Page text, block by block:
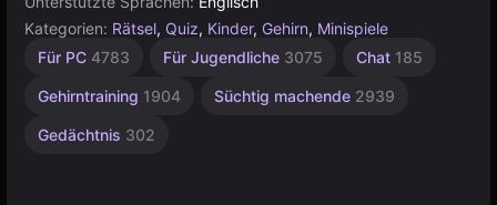
Kategorien: Rätsel, Quiz, Kinder, Gehirn, Minispiele
Für PC 4783 Für Jugendliche 3075 Chat 185
Gehirntraining 1904 Süchtig machende 2939
Gedächtnis 302
Lernspiel
Gedankenspiele
Desktop
Für 1
4142
Russisch
Browser
Unity
3175